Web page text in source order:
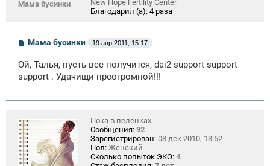
Мама бусинки
New Hope Fertility Center
Благодарил (а): 4 раза
С
б
щ
е
и
Мама бусинки 19 апр 2011, 15:17
Ой, Талья, пусть все получится, dai2 support support
support . Удачищи преогромной!!!
Пока в пеленках
Сообщения: 92
Зарегистрирован: 08 дек 2010, 13:52
Пол: Женский
Сколько попыток ЭКО: 4